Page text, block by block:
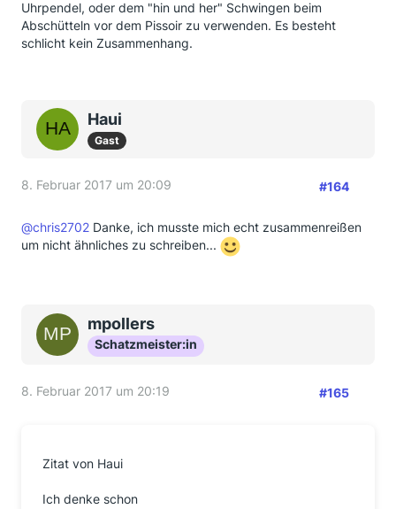
Uhrpendel, oder dem "hin und her" Schwingen beim
Abschütteln vor dem Pissoir zu verwenden. Es besteht
schlicht kein Zusammenhang.
Haui
Gast
8. Februar 2017 um 20:09 #164
@chris2702 Danke, ich musste mich echt zusammenreißen
um nicht ähnliches zu schreiben...
mpollers
Schatzmeister:in
8. Februar 2017 um 20:19 #165
Zitat von Haui
Ich denke schon